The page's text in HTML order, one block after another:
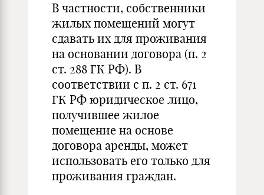
В частности, собственники
жилых помещений могут
сдавать их для проживания
на основании договора (п. 2
ст. 288 ГК РФ). В
соответствии с п. 2 ст. 671
ГК РФ юридическое лицо,
получившее жилое
помещение на основе
договора аренды, может
использовать его только для
проживания граждан.